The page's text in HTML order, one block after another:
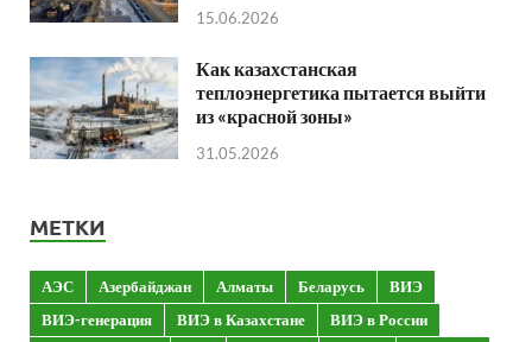
15.06.2026
Как казахстанская
теплоэнергетика пытается выйти
из «красной зоны»
31.05.2026
МЕТКИ
АЭС Азербайджан Алматы Беларусь
ВИЭ
ВИЭ-генерация
ВИЭ в Казахстане
ВИЭ в России